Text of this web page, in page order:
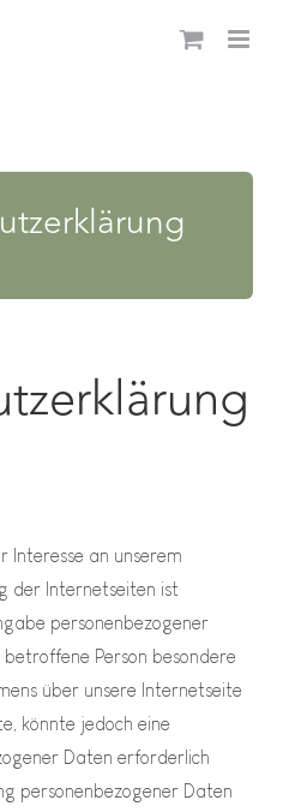
Interesse an unserem
der Internetseiten ist
personenbezogener
Person besondere
über unsere Internetseite
könnte jedoch eine
Daten erforderlich
personenbezogener Daten